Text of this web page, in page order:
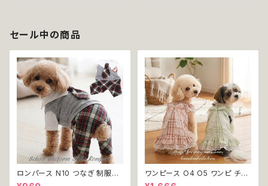
セール中の商品
ロンパース N10 つなぎ 制服風
チェック柄 グレー 灰色 コスチュ
ワンピース O4 O5 ワンピ チェ
ック プリーツ レース 女の子 犬